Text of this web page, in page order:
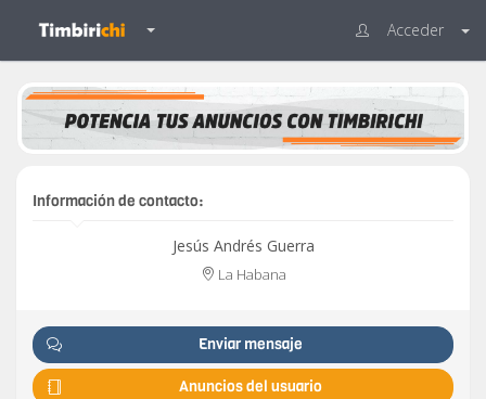
Acceder
Información de contacto:
Jesús Andrés Guerra
La Habana
Enviar mensaje
Anuncios del usuario